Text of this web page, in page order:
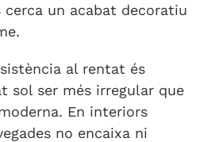
cerca un acabat decoratiu
al rentat és
sol ser més irregular que
En interiors
no encaixa ni